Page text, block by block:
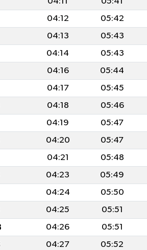
04:12 05:42
04:13 05:43
04:14 05:43
04:16 05:44
04:17 05:45
04:18 05:46
04:19 05:47
04:20 05:47
04:21 05:48
04:23 05:49
04:24 05:50
04:25 05:51
04:26 05:51
04:27 05:52